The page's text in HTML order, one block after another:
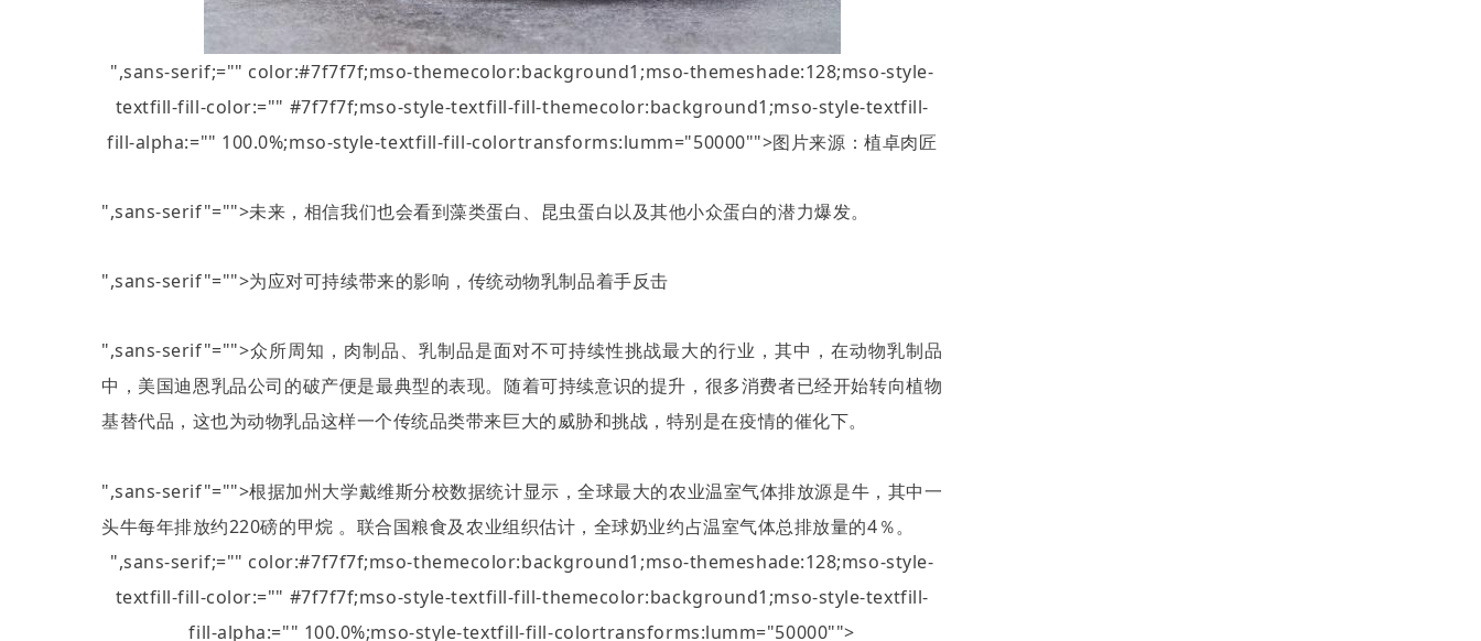
",sans-serif;="" color:#7f7f7f;mso-themecolor:background1;mso-themeshade:128;mso-style-
textfill-fill-color:="" #7f7f7f;mso-style-textfill-fill-themecolor:background1;mso-style-textfill-
fill-alpha:="" 100.0%;mso-style-textfill-fill-colortransforms:lumm="50000"">图片来源：植卓肉匠
",sans-serif"="">未来，相信我们也会看到藻类蛋白、昆虫蛋白以及其他小众蛋白的潜力爆发。
",sans-serif"="">为应对可持续带来的影响，传统动物乳制品着手反击
",sans-serif"="">众所周知，肉制品、乳制品是面对不可持续性挑战最大的行业，其中，在动物乳制品
中，美国迪恩乳品公司的破产便是最典型的表现。随着可持续意识的提升，很多消费者已经开始转向植物
基替代品，这也为动物乳品这样一个传统品类带来巨大的威胁和挑战，特别是在疫情的催化下。
",sans-serif"="">根据加州大学戴维斯分校数据统计显示，全球最大的农业温室气体排放源是牛，其中一
头牛每年排放约220磅的甲烷 。联合国粮食及农业组织估计，全球奶业约占温室气体总排放量的4％。
",sans-serif;="" color:#7f7f7f;mso-themecolor:background1;mso-themeshade:128;mso-style-
textfill-fill-color:="" #7f7f7f;mso-style-textfill-fill-themecolor:background1;mso-style-textfill-
fill-alpha:="" 100.0%;mso-style-textfill-fill-colortransforms:lumm="50000"">